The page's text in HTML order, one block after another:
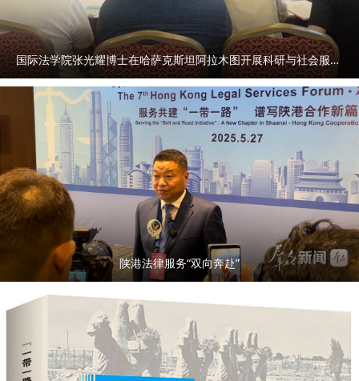
国际法学院张光耀博士在哈萨克斯坦阿拉木图开展科研与社会服务活动
陕港法律服务“双向奔赴”